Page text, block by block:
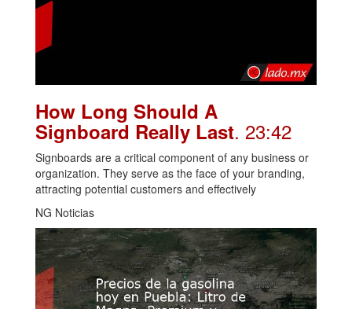
How Long Should A
Signboard Really Last. 23:42
Signboards are a critical component of any business or
organization. They serve as the face of your branding,
attracting potential customers and effectively
NG Noticias